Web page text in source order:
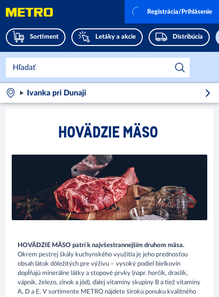
Sortiment Letáky a akcie Distribúcia
Registrácia/Prihlásenie
Ivanka pri Dunaji
HOVÄDZIE MÄSO
HOVÄDZIE MÄSO patrí k najvšestrannejším druhom mäsa.
Okrem pestrej škály kuchynského využitia je jeho prednosťou
obsah látok dôležitých pre výživu – vysoký podiel bielkovín
dopĺňajú minerálne látky a stopové prvky (napr. horčík, draslík,
vápnik, železo, zinok a jód), ďalej vitamíny skupiny B a tiež vitamíny
A, D a E. V sortimente METRO nájdete širokú ponuku kvalitného